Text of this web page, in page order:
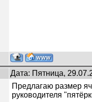
Дата: Пятница,
Предлагаю размер
руководителя